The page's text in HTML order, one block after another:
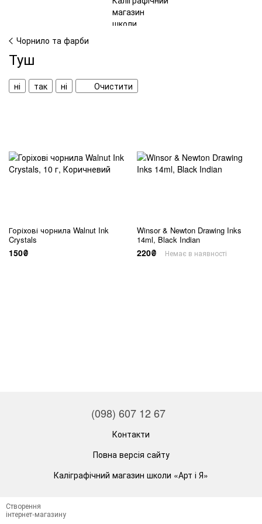
Чорнило та фарби
Туш
ні так ні Очистити
Горіхові чорнила Walnut Ink
Crystals
150₴
Winsor & Newton Drawing Inks
14ml, Black Indian
220₴ Немає в наявності
(098) 607 12 67
Контакти
Повна версія сайту
Каліграфічний магазин школи «Арт і Я»
Створення
інтернет-магазину